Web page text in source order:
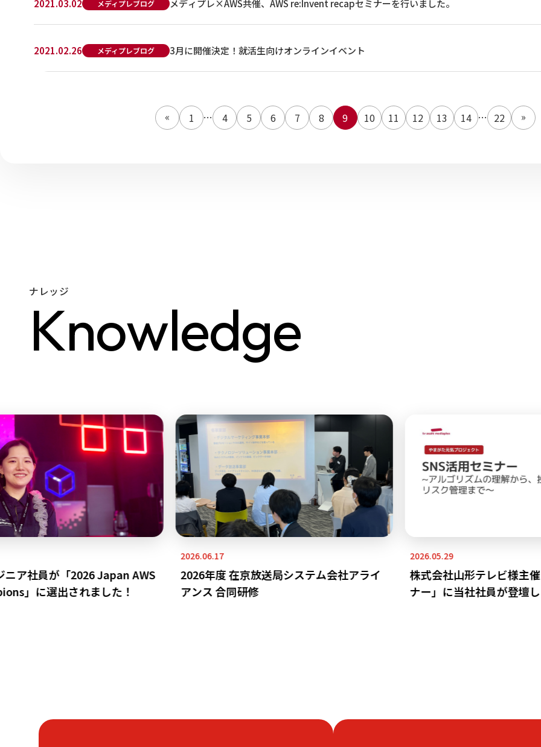
2021.03.02 メディプレブログ メディプレ×AWS共催、AWS re:Invent recapセミナーを行いました。
2021.02.26 メディプレブログ 3月に開催決定！就活生向けオンラインイベント
« 1 ... 4 5 6 7 8 9 10 11 12 13 14 ... 22 »
ナレッジ
Knowledge
ア社員が「2026 Japan AWS
」に選出されました！
2026.06.17
2026年度 在京放送局システム会社アライ
アンス 合同研修
2026.05.29
株式会社山形テレビ様主催
ナー」に当社社員が登壇し